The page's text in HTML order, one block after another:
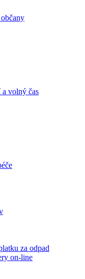
a volný čas
za odpad
on-line